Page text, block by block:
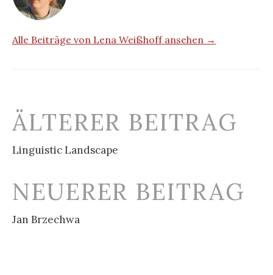
Alle Beiträge von Lena Weißhoff ansehen →
Beitrags-
ÄLTERER BEITRAG
Linguistic Landscape
NEUERER BEITRAG
Jan Brzechwa